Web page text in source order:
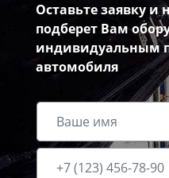
Оставьте заявку
подберет Вам
индивидуальным
автомобиля